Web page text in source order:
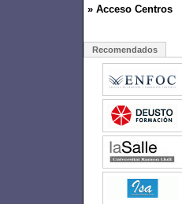
» Acceso Centros
Recomendados